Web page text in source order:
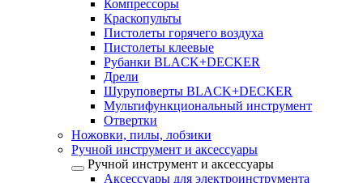
Компрессоры
Краскопульты
Пистолеты горячего воздуха
Пистолеты клеевые
Рубанки BLACK+DECKER
Дрели
Шуруповерты BLACK+DECKER
Мультифункциональный инструмент
Отвертки
Ножовки, пилы, лобзики
Ручной инструмент и аксессуары
Ручной инструмент и аксессуары
Аксессуары для электроинструмента